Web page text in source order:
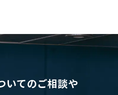
いてのご相談や